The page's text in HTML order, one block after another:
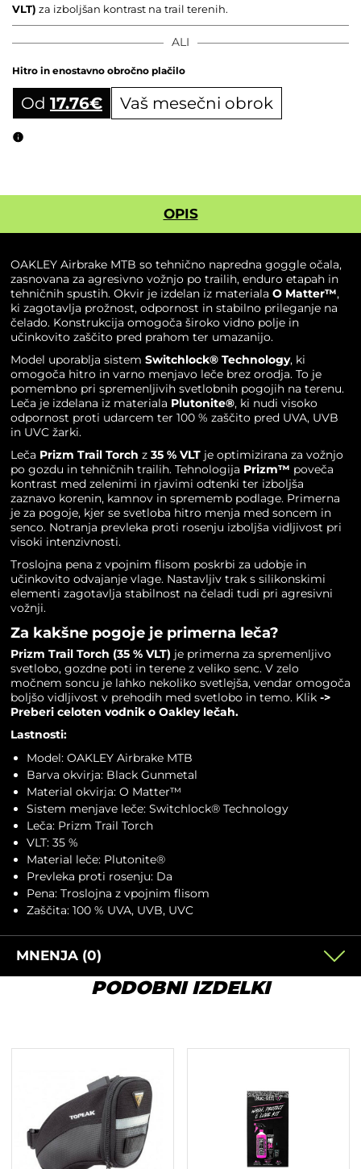
VLT) za izboljšan kontrast na trail terenih.
ALI
Hitro in enostavno obročno plačilo
Od 17.76€ Vaš mesečni obrok
OPIS
OAKLEY Airbrake MTB so tehnično napredna goggle očala,
zasnovana za agresivno vožnjo po trailih, enduro etapah in
tehničnih spustih. Okvir je izdelan iz materiala O Matter™,
ki zagotavlja prožnost, odpornost in stabilno prileganje na
čelado. Konstrukcija omogoča široko vidno polje in
učinkovito zaščito pred prahom ter umazanijo.
Model uporablja sistem Switchlock® Technology, ki
omogoča hitro in varno menjavo leče brez orodja. To je
pomembno pri spremenljivih svetlobnih pogojih na terenu.
Leča je izdelana iz materiala Plutonite®, ki nudi visoko
odpornost proti udarcem ter 100 % zaščito pred UVA, UVB
in UVC žarki.
Leča Prizm Trail Torch z 35 % VLTje optimizirana za vožnjo
po gozdu in tehničnih trailih. Tehnologija Prizm™ poveča
kontrast med zelenimi in rjavimi odtenki ter izboljša
zaznavo korenin, kamnov in sprememb podlage. Primerna
je za pogoje, kjer se svetloba hitro menja med soncem in
senco. Notranja prevleka proti rosenju izboljša vidljivost pri
visoki intenzivnosti.
Troslojna pena z vpojnim flisom poskrbi za udobje in
učinkovito odvajanje vlage. Nastavljiv trak s silikonskimi
elementi zagotavlja stabilnost na čeladi tudi pri agresivni
vožnji.
Za kakšne pogoje je primerna leča?
Prizm Trail Torch (35 % VLT) je primerna za spremenljivo
svetlobo, gozdne poti in terene z veliko senc. V zelo
močnem soncu je lahko nekoliko svetlejša, vendar omogoča
boljšo vidljivost v prehodih med svetlobo in temo. Klik ->
Preberi celoten vodnik o Oakley lečah.
Lastnosti:
Model: OAKLEY Airbrake MTB
Barva okvirja: Black Gunmetal
Material okvirja: O Matter™
Sistem menjave leče: Switchlock® Technology
Leča: Prizm Trail Torch
VLT: 35 %
Material leče: Plutonite®
Prevleka proti rosenju: Da
Pena: Troslojna z vpojnim flisom
Zaščita: 100 % UVA, UVB, UVC
MNENJA (0)
PODOBNI IZDELKI